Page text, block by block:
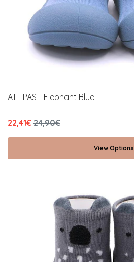
ATTIPAS - Elephant Blue
22,41€ 24,90€
View Options